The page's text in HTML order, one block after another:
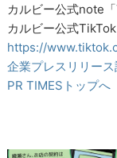
カルビー公式note
カルビー公式
https://
企業プレスリリー
PR TIMESトップへ